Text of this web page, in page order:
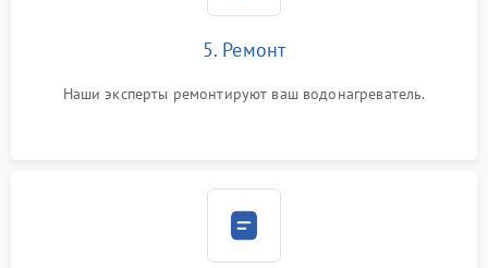
5. Ремонт
Наши эксперты ремонтируют ваш водонагреватель.